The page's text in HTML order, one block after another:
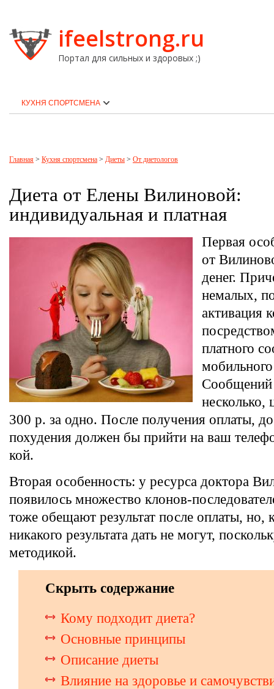
ifeelstrong.ru
Портал для сильных и здоровых ;)
КУХНЯ СПОРТСМЕНА
Главная > Кухня спортсмена > Диеты > От диетологов
​Диета от Елены Вилиновой:
индивидуальная и платная
Первая
от
денег.
немалых,
активация
платного
Сообщений
несколько,
300 р. за одно. После получения оплаты,
похудения должен бы прийти на ваш
кой.
Вторая особенность: у ресурса доктора
появилось множество клонов-
тоже обещают результат после оплаты, но,
никакого результата дать не могут,
методикой.
Скрыть содержание
Кому подходит диета?
Основные принципы
Описание диеты
Влияние на здоровье и